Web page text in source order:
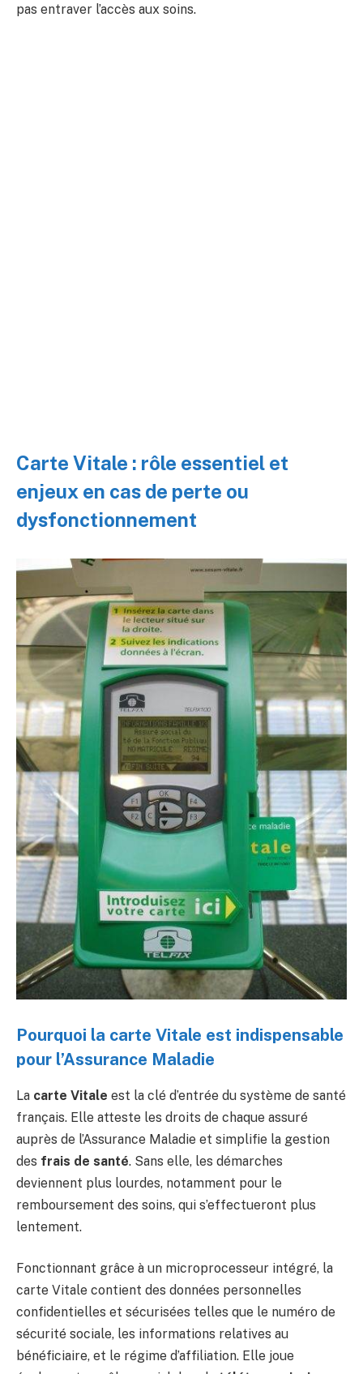
pas entraver l’accès aux soins.
Carte Vitale : rôle essentiel et
enjeux en cas de perte ou
dysfonctionnement
Pourquoi la carte Vitale est indispensable
pour l’Assurance Maladie
La carte Vitale est la clé d’entrée du système de santé
français. Elle atteste les droits de chaque assuré
auprès de l’Assurance Maladie et simplifie la gestion
des frais de santé. Sans elle, les démarches
deviennent plus lourdes, notamment pour le
remboursement des soins, qui s’effectueront plus
lentement.
Fonctionnant grâce à un microprocesseur intégré, la
carte Vitale contient des données personnelles
confidentielles et sécurisées telles que le numéro de
sécurité sociale, les informations relatives au
bénéficiaire, et le régime d’affiliation. Elle joue